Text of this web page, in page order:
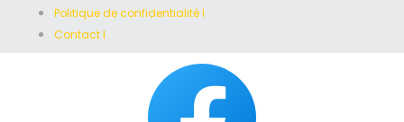
Politique de confidentialité I
Contact I